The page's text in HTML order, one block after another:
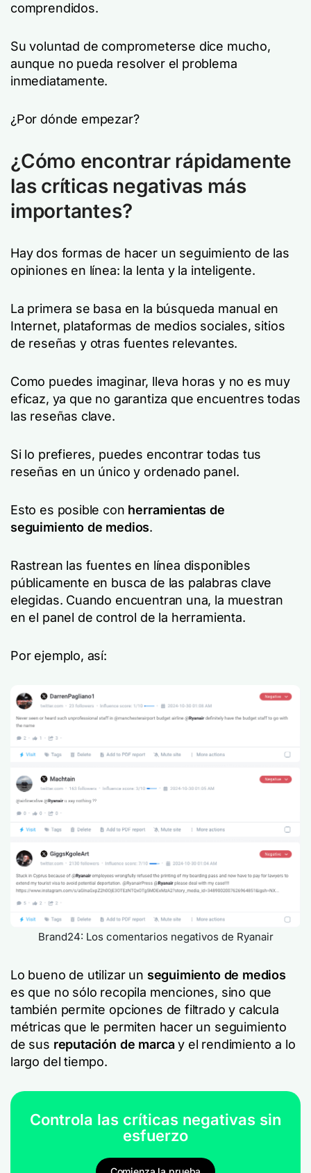
comprendidos.
Su voluntad de comprometerse dice mucho,
aunque no pueda resolver el problema
inmediatamente.
¿Por dónde empezar?
¿Cómo encontrar rápidamente
las críticas negativas más
importantes?
Hay dos formas de hacer un seguimiento de las
opiniones en línea: la lenta y la inteligente.
La primera se basa en la búsqueda manual en
Internet, plataformas de medios sociales, sitios
de reseñas y otras fuentes relevantes.
Como puedes imaginar, lleva horas y no es muy
eficaz, ya que no garantiza que encuentres todas
las reseñas clave.
Si lo prefieres, puedes encontrar todas tus
reseñas en un único y ordenado panel.
Esto es posible con herramientas de
seguimiento de medios.
Rastrean las fuentes en línea disponibles
públicamente en busca de las palabras clave
elegidas. Cuando encuentran una, la muestran
en el panel de control de la herramienta.
Por ejemplo, así:
Brand24: Los comentarios negativos de Ryanair
Lo bueno de utilizar un seguimiento de medios
es que no sólo recopila menciones, sino que
también permite opciones de filtrado y calcula
métricas que le permiten hacer un seguimiento
de sus reputación de marcay el rendimiento a lo
largo del tiempo.
Controla las críticas negativas sin
esfuerzo